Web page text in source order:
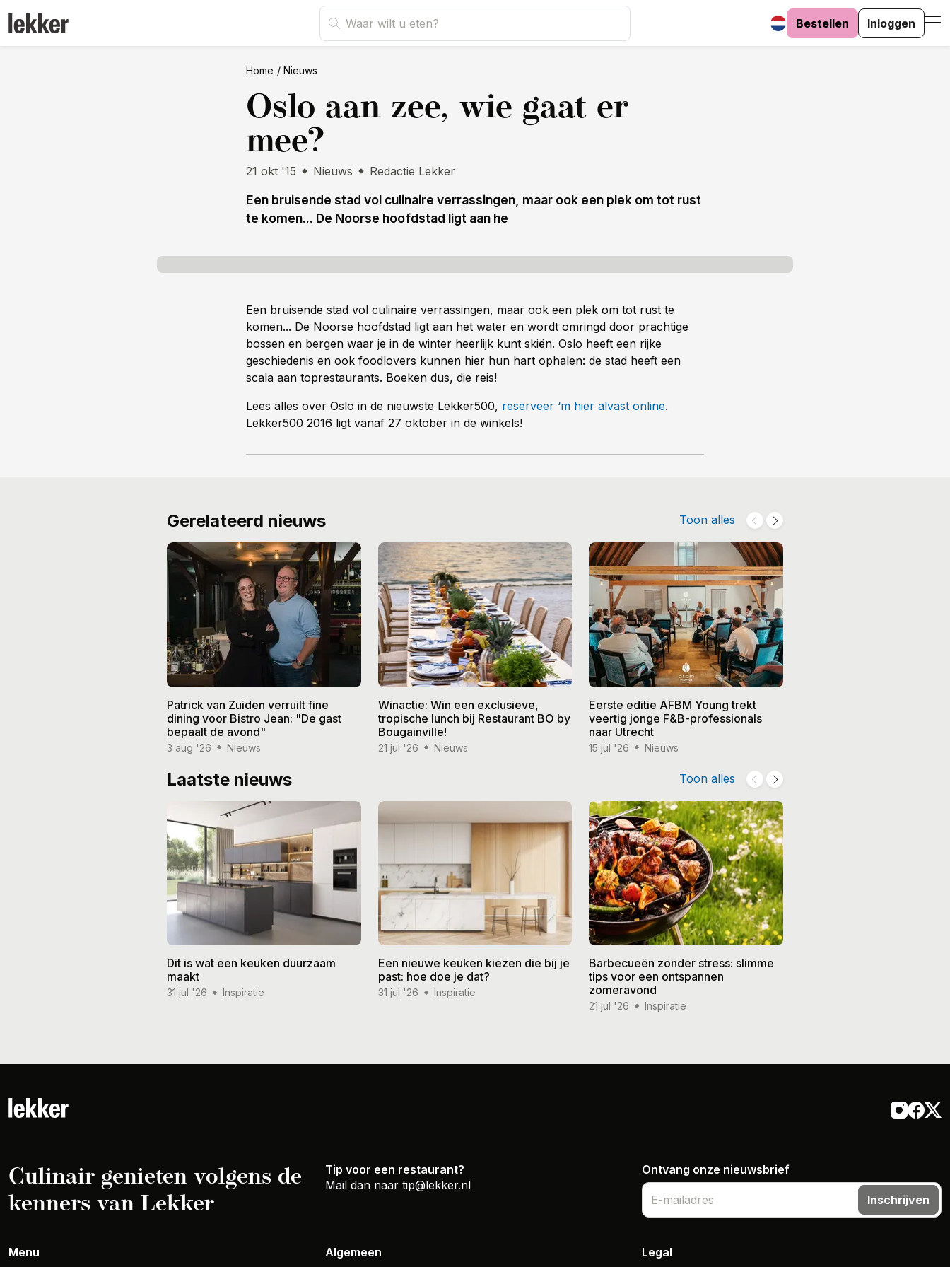
Bestellen Inloggen
Home Nieuws
Oslo aan zee, wie gaat er
mee?
21 okt '15 Nieuws Redactie Lekker
Een bruisende stad vol culinaire verrassingen, maar ook een plek om tot rust
te komen... De Noorse hoofdstad ligt aan he
Een bruisende stad vol culinaire verrassingen, maar ook een plek om tot rust te
komen... De Noorse hoofdstad ligt aan het water en wordt omringd door prachtige
bossen en bergen waar je in de winter heerlijk kunt skiën. Oslo heeft een rijke
geschiedenis en ook foodlovers kunnen hier hun hart ophalen: de stad heeft een
scala aan toprestaurants. Boeken dus, die reis!
Lees alles over Oslo in de nieuwste Lekker500, reserveer ‘m hier alvast online.
Lekker500 2016 ligt vanaf 27 oktober in de winkels!
Gerelateerd nieuws Toon alles
Patrick van Zuiden verruilt fine
dining voor Bistro Jean: "De gast
bepaalt de avond"
3 aug '26 Nieuws
Winactie: Win een exclusieve,
tropische lunch bij Restaurant BO by
Bougainville!
21 jul '26 Nieuws
Eerste editie AFBM Young trekt
veertig jonge F&B-professionals
naar Utrecht
15 jul '26 Nieuws
Laatste nieuws Toon alles
Dit is wat een keuken duurzaam
maakt
31 jul '26 Inspiratie
Een nieuwe keuken kiezen die bij je
past: hoe doe je dat?
31 jul '26 Inspiratie
Barbecueën zonder stress: slimme
tips voor een ontspannen
zomeravond
21 jul '26 Inspiratie
Culinair genieten volgens de
kenners van Lekker
Tip voor een restaurant?
Mail dan naar tip@lekker.nl
Ontvang onze nieuwsbrief
Inschrijven
Menu Algemeen Legal